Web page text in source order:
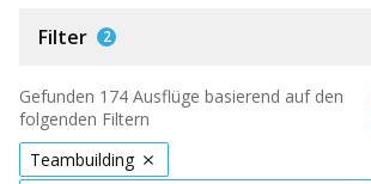
Filter 2
Gefunden 174 Ausflüge basierend auf den
folgenden Filtern
Teambuilding